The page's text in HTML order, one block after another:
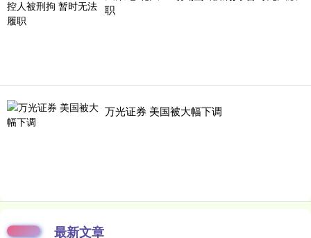
职
万光证券 美国被大幅下调
最新文章